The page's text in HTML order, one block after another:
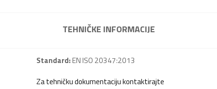
TEHNIČKE INFORMACIJE
Standard:EN ISO 20347:2013
Za tehničku dokumentaciju kontaktirajte